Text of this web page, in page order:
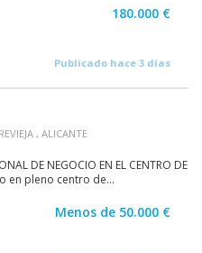
180.000 €
Publicado hace 3 días
, ALICANTE
DE NEGOCIO EN EL CENTRO DE
en pleno centro de...
Menos de 50.000 €